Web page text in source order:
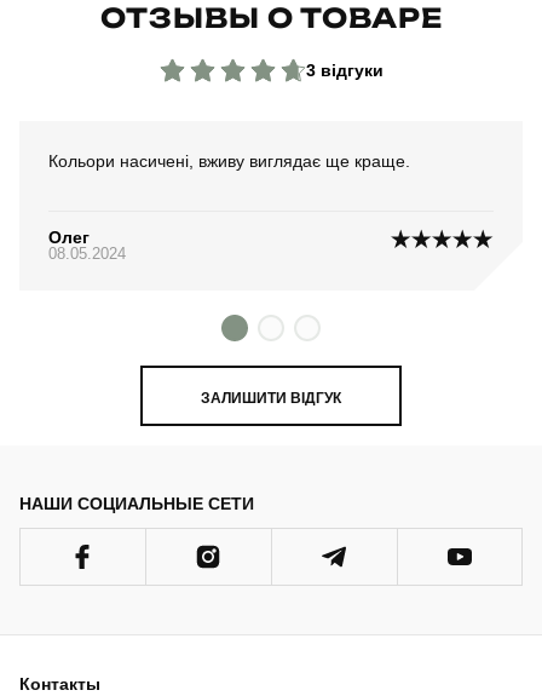
Призначення
ОТЗЫВЫ О ТОВАРЕ
3 відгуки
Кольори насичені, вживу виглядає ще краще.
Олег
08.05.2024
ЗАЛИШИТИ ВІДГУК
НАШИ СОЦИАЛЬНЫЕ СЕТИ
Контакты